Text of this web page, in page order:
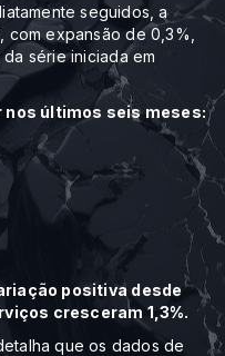
seguidos, a
com expansão de 0,3%,
série iniciada em
nos últimos seis meses:
positiva desde
cresceram 1,3%.
que os dados de